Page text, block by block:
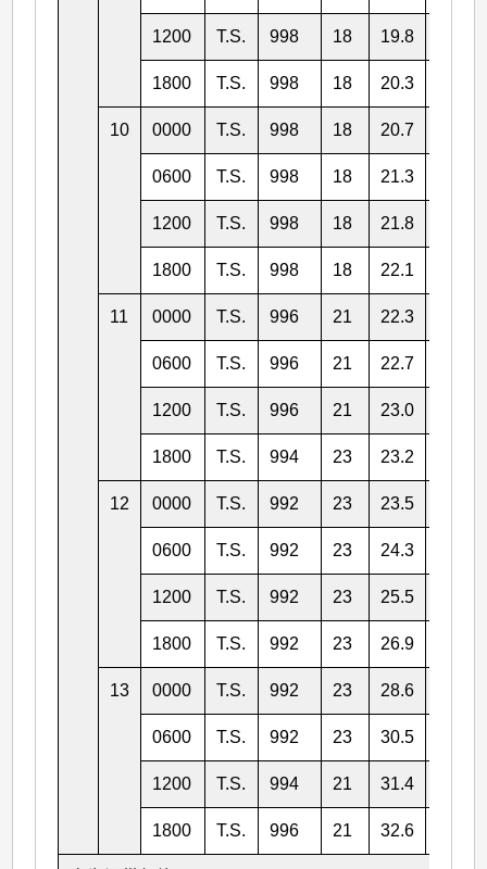
1200 T.S. 998 18 19.8
1800 T.S. 998 18 20.3
10 0000 T.S. 998 18 20.7
0600 T.S. 998 18 21.3
1200 T.S. 998 18 21.8
1800 T.S. 998 18 22.1
11 0000 T.S. 996 21 22.3
0600 T.S. 996 21 22.7
1200 T.S. 996 21 23.0
1800 T.S. 994 23 23.2
12 0000 T.S. 992 23 23.5
0600 T.S. 992 23 24.3
1200 T.S. 992 23 25.5
1800 T.S. 992 23 26.9
13 0000 T.S. 992 23 28.6
0600 T.S. 992 23 30.5
1200 T.S. 994 21 31.4
1800 T.S. 996 21 32.6